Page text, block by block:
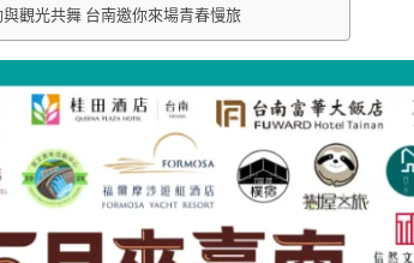
觀光共舞 台南邀你來場青春慢旅